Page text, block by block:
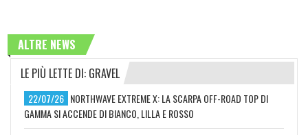
ALTRE NEWS
LE PIÙ LETTE DI: GRAVEL
22/07/26 NORTHWAVE EXTREME X: LA SCARPA OFF-ROAD TOP DI
GAMMA SI ACCENDE DI BIANCO, LILLA E ROSSO